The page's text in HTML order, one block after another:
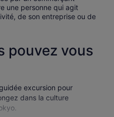
une personne qui agit
de son entreprise ou de
pouvez vous
excursion pour
dans la culture